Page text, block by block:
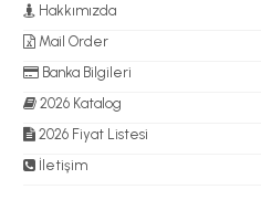
Hakkımızda
Mail Order
Banka Bilgileri
2026 Katalog
2026 Fiyat Listesi
İletişim